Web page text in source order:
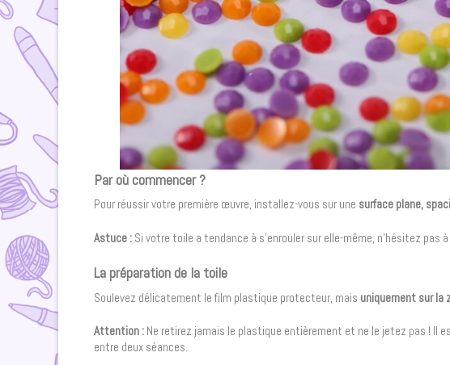
Par où commencer ?
Pour réussir votre première œuvre, installez-vous sur une surface plane,
Astuce : Si votre toile a tendance à s’enrouler sur elle-même, n’hésitez pas
La préparation de la toile
Soulevez délicatement le film plastique protecteur, mais uniquement sur la
Attention : Ne retirez jamais le plastique entièrement et ne le jetez pas ! Il
entre deux séances.